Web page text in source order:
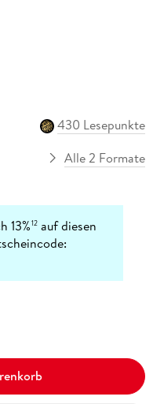
430 Lesepunkte
Alle 2 Formate
13%12 auf diesen